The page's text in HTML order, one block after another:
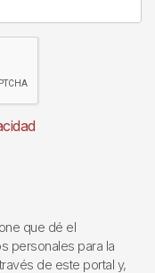
que dé el
personales para la
de este portal y,